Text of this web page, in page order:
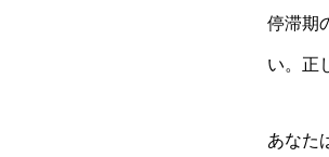
停滞期
い。正
あなた